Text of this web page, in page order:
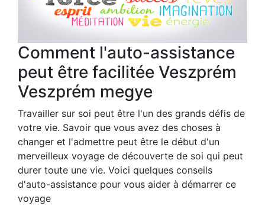
Comment l'auto-assistance
peut être facilitée Veszprém
Veszprém megye
Travailler sur soi peut être l'un des grands défis de
votre vie. Savoir que vous avez des choses à
changer et l'admettre peut être le début d'un
merveilleux voyage de découverte de soi qui peut
durer toute une vie. Voici quelques conseils
d'auto-assistance pour vous aider à démarrer ce
voyage